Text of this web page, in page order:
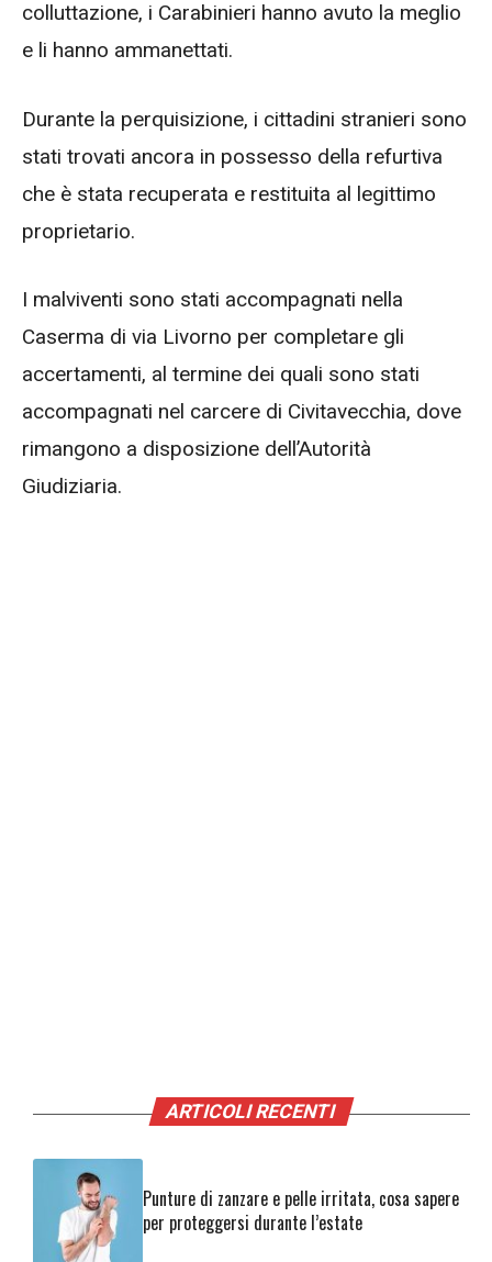
colluttazione, i Carabinieri hanno avuto la meglio
e li hanno ammanettati.
Durante la perquisizione, i cittadini stranieri sono
stati trovati ancora in possesso della refurtiva
che è stata recuperata e restituita al legittimo
proprietario.
I malviventi sono stati accompagnati nella
Caserma di via Livorno per completare gli
accertamenti, al termine dei quali sono stati
accompagnati nel carcere di Civitavecchia, dove
rimangono a disposizione dell’Autorità
Giudiziaria.
ARTICOLI RECENTI
Punture di zanzare e pelle irritata, cosa sapere
per proteggersi durante l’estate